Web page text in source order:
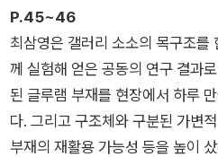
선택한 대상이기보다 이미 주어진
박물관 하나는 필자의 추천에 의
고 열두 퍼즐이 모여 2000년대 한
냈다고 말할 수 있겠다.
이쯤해서 2013년 말의 ‘공간 콤플
서울과학기술대학교의 정만영 교
P.45~46
최삼영은 갤러리 소소의 목구조를
께 실험해 얻은 공동의 연구 결과
된 글루램 부재를 현장에서 하루
다. 그리고 구조체와 구분된 가변
부재의 재활용 가능성 등을 높이